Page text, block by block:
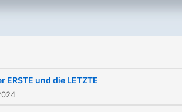
ERSTE und die LETZTE